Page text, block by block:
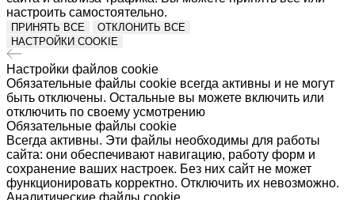
настроить самостоятельно.
ПРИНЯТЬ ВСЕ
ОТКЛОНИТЬ ВСЕ
НАСТРОЙКИ COOKIE
Настройки файлов cookie
Обязательные файлы cookie всегда активны и не могут
быть отключены. Остальные вы можете включить или
отключить по своему усмотрению
Обязательные файлы cookie
Всегда активны. Эти файлы необходимы для работы
сайта: они обеспечивают навигацию, работу форм и
сохранение ваших настроек. Без них сайт не может
функционировать корректно. Отключить их невозможно.
Аналитические файлы cookie